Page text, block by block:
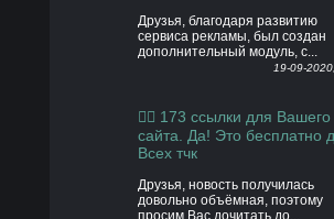
Друзья, благодаря развитию
сервиса рекламы, был создан
дополнительный модуль, с...
19-09-
👍🏻 173 ссылки для Вашего
сайта. Да! Это бесплатно
Всех тчк
Друзья, новость получилась
довольно объёмная, поэтому
просим Вас дочитать до...